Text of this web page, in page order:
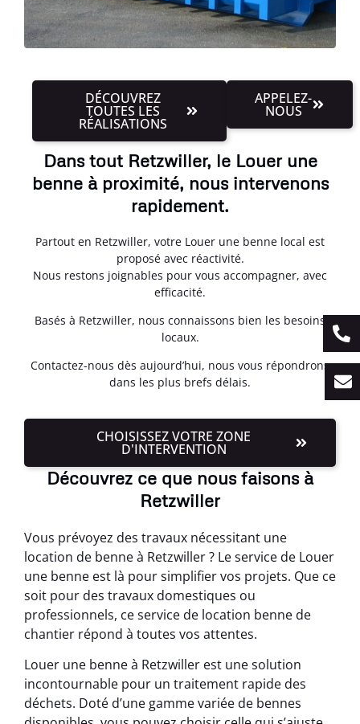
DÉCOUVREZ
TOUTES LES
RÉALISATIONS
APPELEZ-
NOUS
Dans tout Retzwiller, le Louer une
benne à proximité, nous intervenons
rapidement.
Partout en Retzwiller, votre Louer une benne local est
proposé avec réactivité.
Nous restons joignables pour vous accompagner, avec
efficacité.
Basés à Retzwiller, nous connaissons bien les besoins
locaux.
Contactez-nous dès aujourd’hui, nous vous répondrons
dans les plus brefs délais.
CHOISISSEZ VOTRE ZONE
D'INTERVENTION
Découvrez ce que nous faisons à
Retzwiller
Vous prévoyez des travaux nécessitant une
location de benne à Retzwiller ? Le service de Louer
une benne est là pour simplifier vos projets. Que ce
soit pour des travaux domestiques ou
professionnels, ce service de location benne de
chantier répond à toutes vos attentes.
Louer une benne à Retzwiller est une solution
incontournable pour un traitement rapide des
déchets. Doté d’une gamme variée de bennes